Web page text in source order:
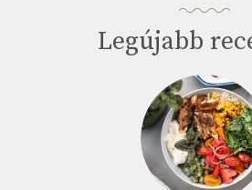
Legújabb